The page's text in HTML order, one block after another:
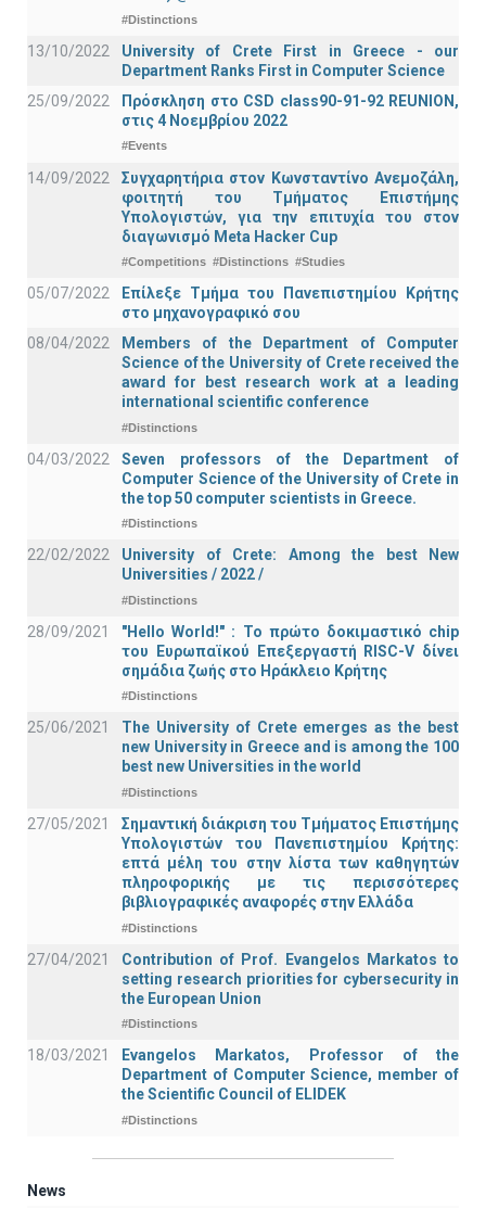
#Distinctions
13/10/2022
University of Crete First in Greece - our
Department Ranks First in Computer Science
25/09/2022
Πρόσκληση στο CSD class90-91-92 REUNION,
στις 4 Νοεμβρίου 2022
#Events
14/09/2022
Συγχαρητήρια στον Κωνσταντίνο Ανεμοζάλη,
φοιτητή του Τμήματος Επιστήμης
Υπολογιστών, για την επιτυχία του στον
διαγωνισμό Meta Hacker Cup
#Competitions #Distinctions #Studies
05/07/2022
Επίλεξε Τμήμα του Πανεπιστημίου Κρήτης
στο μηχανογραφικό σου
08/04/2022
Members of the Department of Computer
Science of the University of Crete received the
award for best research work at a leading
international scientific conference
#Distinctions
04/03/2022
Seven professors of the Department of
Computer Science of the University of Crete in
the top 50 computer scientists in Greece.
#Distinctions
22/02/2022
University of Crete: Among the best New
Universities / 2022 /
#Distinctions
28/09/2021
"Hello World!" : Το πρώτο δοκιμαστικό chip
του Ευρωπαϊκού Επεξεργαστή RISC-V δίνει
σημάδια ζωής στο Ηράκλειο Κρήτης
#Distinctions
25/06/2021
The University of Crete emerges as the best
new University in Greece and is among the 100
best new Universities in the world
#Distinctions
27/05/2021
Σημαντική διάκριση του Τμήματος Επιστήμης
Υπολογιστών του Πανεπιστημίου Κρήτης:
επτά μέλη του στην λίστα των καθηγητών
πληροφορικής με τις περισσότερες
βιβλιογραφικές αναφορές στην Ελλάδα
#Distinctions
27/04/2021
Contribution of Prof. Evangelos Markatos to
setting research priorities for cybersecurity in
the European Union
#Distinctions
18/03/2021
Evangelos Markatos, Professor of the
Department of Computer Science, member of
the Scientific Council of ELIDEK
#Distinctions
News